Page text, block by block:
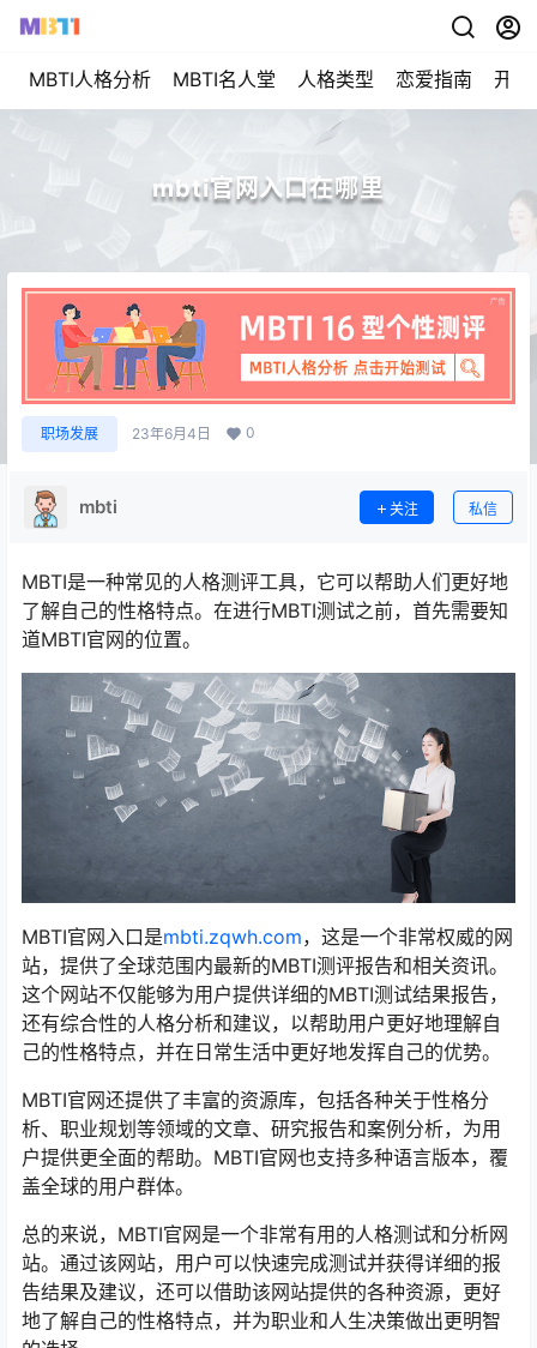
MBTI人格分析 MBTI名人堂 人格类型 恋爱指南 开始
mbti官网入口在哪里
职场发展 23年6月4日 0
mbti 关注 私信
MBTI是一种常见的人格测评工具，它可以帮助人们更好地
了解自己的性格特点。在进行MBTI测试之前，首先需要知
道MBTI官网的位置。
MBTI官网入口是mbti.zqwh.com，这是一个非常权威的网
站，提供了全球范围内最新的MBTI测评报告和相关资讯。
这个网站不仅能够为用户提供详细的MBTI测试结果报告，
还有综合性的人格分析和建议，以帮助用户更好地理解自
己的性格特点，并在日常生活中更好地发挥自己的优势。
MBTI官网还提供了丰富的资源库，包括各种关于性格分
析、职业规划等领域的文章、研究报告和案例分析，为用
户提供更全面的帮助。MBTI官网也支持多种语言版本，覆
盖全球的用户群体。
总的来说，MBTI官网是一个非常有用的人格测试和分析网
站。通过该网站，用户可以快速完成测试并获得详细的报
告结果及建议，还可以借助该网站提供的各种资源，更好
地了解自己的性格特点，并为职业和人生决策做出更明智